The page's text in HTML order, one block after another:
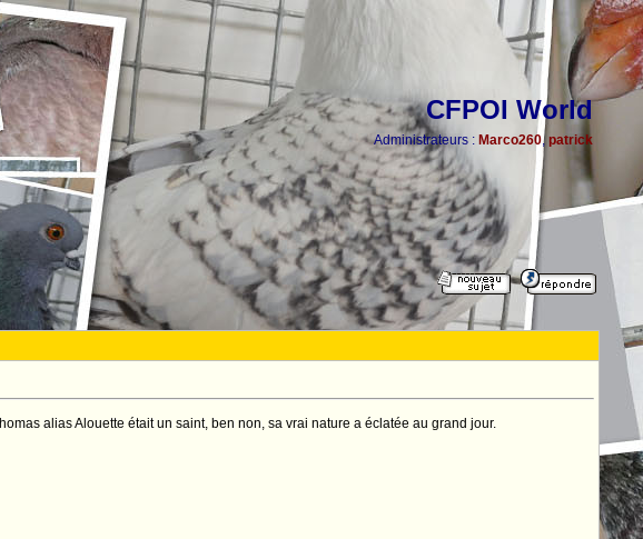
CFPOI World
Administrateurs : Marco260, patrick
alias Alouette était un saint, ben non, sa vrai nature a éclatée au grand jour.